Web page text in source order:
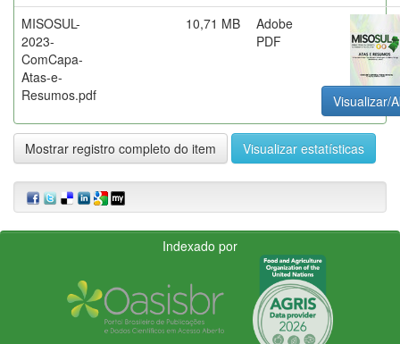
MISOSUL-
2023-
ComCapa-
Atas-e-
Resumos.pdf
10,71 MB
Adobe
PDF
Visualizar/
Mostrar registro completo do item Visualizar estatísticas
Indexado por